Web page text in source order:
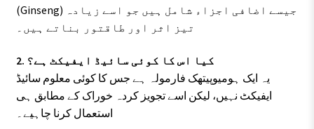
(Ginseng) جیسے اضافی اجزاء شامل ہیں جو اسے زیادہ
تیز اثر اور طاقتور بناتے ہیں۔
2. کیا اس کا کوئی سائیڈ ایفیکٹ ہے؟
یہ ایک ہومیوپیتھک فارمولہ ہے جس کا کوئی معلوم سائیڈ
ایفیکٹ نہیں، لیکن اسے تجویز کردہ خوراک کے مطابق ہی
استعمال کرنا چاہیے۔